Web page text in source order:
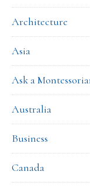
Architecture
Asia
Ask a
Australia
Business
Canada